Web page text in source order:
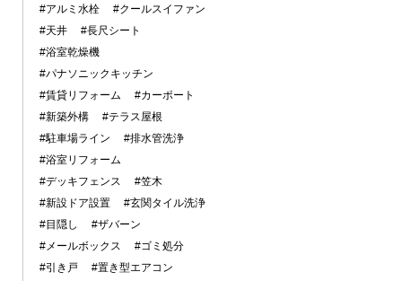
#アルミ水栓
#クールスイファン
#天井
#長尺シート
#浴室乾燥機
#パナソニックキッチン
#賃貸リフォーム
#カーポート
#新築外構
#テラス屋根
#駐車場ライン
#排水管洗浄
#浴室リフォーム
#デッキフェンス
#笠木
#新設ドア設置
#玄関タイル洗浄
#目隠し
#ザバーン
#メールボックス
#ゴミ処分
#引き戸
#置き型エアコン